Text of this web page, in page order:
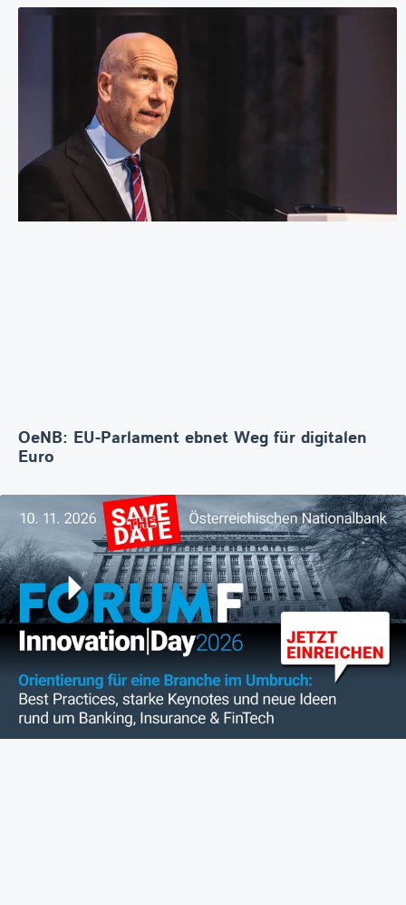
OeNB: EU-Parlament ebnet Weg für digitalen
Euro